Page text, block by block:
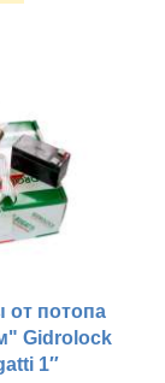
от потопа
Gidrolock
1″